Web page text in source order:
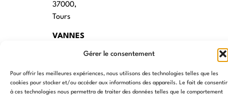
Gérer le consentement
Pour offrir les meilleures expériences, nous utilisons des technologies telles que les
cookies pour stocker et/ou accéder aux informations des appareils. Le fait de consentir
à ces technologies nous permettra de traiter des données telles que le comportement
37000,
Tours
VANNES
39 RUE du
56270
Ploemeur